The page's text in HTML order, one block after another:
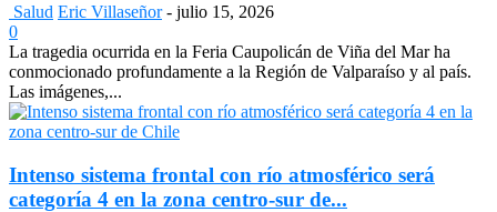
Salud Eric Villaseñor - julio 15, 2026
0
La tragedia ocurrida en la Feria Caupolicán de Viña del Mar ha
conmocionado profundamente a la Región de Valparaíso y al país.
Las imágenes,...
Intenso sistema frontal con río atmosférico será
categoría 4 en la zona centro-sur de...